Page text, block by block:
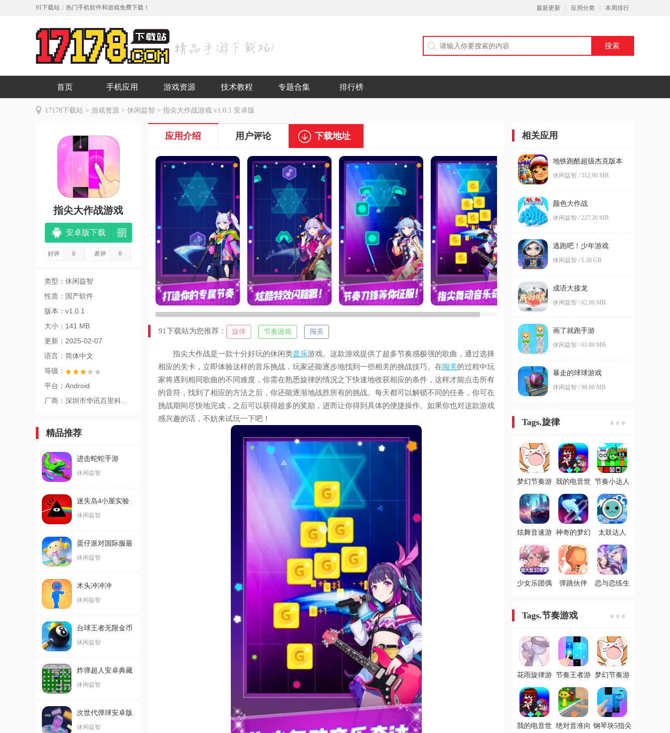
91下载站：热门手机软件和游戏免费下载！ 最新更新 应用分类 本周排行
首页 手机应用 游戏资源 技术教程 专题合集 排行榜
17178下载站 > 游戏资源 > 休闲益智 > 指尖大作战游戏 v1.0.1 安卓版
指尖大作战游戏
安卓版下载
好评 0 差评 0
类型：休闲益智
性质：国产软件
版本：v1.0.1
大小：141 MB
更新：2025-02-07
语言：简体中文
等级：
平台：Android
精品推荐
进击蛇蛇手游
休闲益智
迷失岛4小屋实验
休闲益智
蛋仔派对国际服最
新版
休闲益智
木头冲冲冲
休闲益智
台球王者无限金币
钻石破解版
休闲益智
炸弹超人安卓典藏
版
休闲益智
次世代弹球安卓版
休闲益智
应用介绍 用户评论 下载地址
91下载站为您推荐： 旋律 节奏游戏 闯关
指尖大作战是一款十分好玩的休闲类音乐游戏。这款游戏提供了超多节奏感极强的歌曲，通过选择
相应的关卡，立即体验这样的音乐挑战，玩家还能逐步地找到一些相关的挑战技巧。在闯关的过程中玩
家将遇到相同歌曲的不同难度，你需在熟悉旋律的情况之下快速地收获相应的条件，这样才能点击所有
的音符，找到了相应的方法之后，你还能逐渐地战胜所有的挑战。每天都可以解锁不同的任务，你可在
挑战期间尽快地完成，之后可以获得超多的奖励，进而让你得到具体的便捷操作。如果你也对这款游戏
感兴趣的话，不妨来试玩一下吧！
相关应用
地铁跑酷超级杰克版本
国际服内置菜单修改版
休闲益智 / 512.90 MB
颜色大作战
休闲益智 / 227.20 MB
逃跑吧！少年游戏
休闲益智 / 1.38 GB
成语大接龙
休闲益智 / 62.00 MB
画了就跑手游
休闲益智 / 63.80 MB
暴走的球球游戏
休闲益智 / 98.60 MB
Tags.旋律
梦幻节奏游 我的电音世 节奏小达人
炫舞音速游 神奇的梦幻
太鼓达人
少女乐团偶
弹跳伙伴 恋与恋练生
Tags.节奏游戏
花雨旋律游 节奏王者游 梦幻节奏游
我的电音世 绝对音准向 钢琴块5指尖